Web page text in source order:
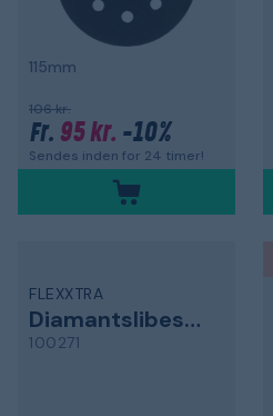
115mm
106 kr.
Fr. 95 kr. -10%
Sendes inden for 24 timer!
FLEXXTRA
Diamantslibeskive
100271